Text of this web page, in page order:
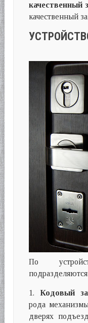
качественный
качественный
По
1.Кодовый
рода
дверях